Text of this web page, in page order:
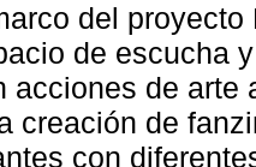
del
de escucha
acciones de arte
creación de
con